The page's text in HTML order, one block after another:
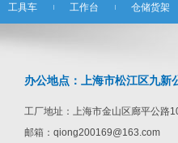
工具车 工作台 仓储货架
办公地点：上海市松江区九
工厂地址：上海市金山区廊平公路
邮箱：qiong200169@163.com